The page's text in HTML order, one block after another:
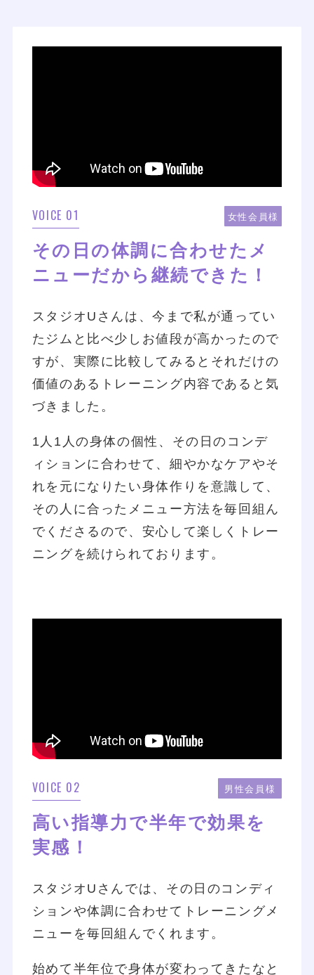
VOICE 01 女性会員様
その日の体調に合わせたメ
ニューだから継続できた！
スタジオUさんは、今まで私が通ってい
たジムと比べ少しお値段が高かったので
すが、実際に比較してみるとそれだけの
価値のあるトレーニング内容であると気
づきました。
1人1人の身体の個性、その日のコンデ
ィションに合わせて、細やかなケアやそ
れを元になりたい身体作りを意識して、
その人に合ったメニュー方法を毎回組ん
でくださるので、安心して楽しくトレー
ニングを続けられております。
VOICE 02 男性会員様
高い指導力で半年で効果を
実感！
スタジオUさんでは、その日のコンディ
ションや体調に合わせてトレーニングメ
ニューを毎回組んでくれます。
始めて半年位で身体が変わってきたなと